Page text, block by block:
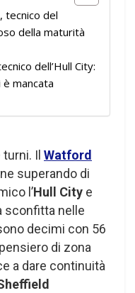
tecnico del
della maturità
dell’Hull City:
mancata
Il Watford
superando di
l’Hull City e
sconfitta nelle
decimi con 56
di zona
a dare continuità